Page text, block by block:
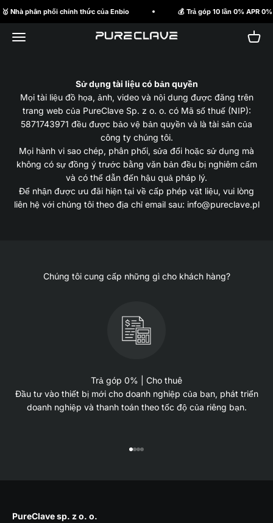
Bỏ qua nội dung
Nhà phân phối chính thức của Enbio 💰 Trả góp 10 lần 0% APR 0%.
Mở menu điều hướngPureClave Ba Lan Mở
Sử dụng tài liệu có bản quyền
Mọi tài liệu đồ họa, ảnh, video và nội dung được đăng trên
trang web của PureClave Sp. z o. o. có Mã số thuế (NIP):
5871743971 đều được bảo vệ bản quyền và là tài sản của
công ty chúng tôi.
Mọi hành vi sao chép, phân phối, sửa đổi hoặc sử dụng mà
không có sự đồng ý trước bằng văn bản đều bị nghiêm cấm
và có thể dẫn đến hậu quả pháp lý.
Để nhận được ưu đãi hiện tại về cấp phép vật liệu, vui lòng
liên hệ với chúng tôi theo địa chỉ email sau: info@pureclave.pl
Chúng tôi cung cấp những gì cho khách hàng?
Trả góp 0% | Cho thuê
Đầu tư vào thiết bị mới cho doanh nghiệp của bạn, phát triển
doanh nghiệp và thanh toán theo tốc độ của riêng bạn.
PureClave sp. z o. o.